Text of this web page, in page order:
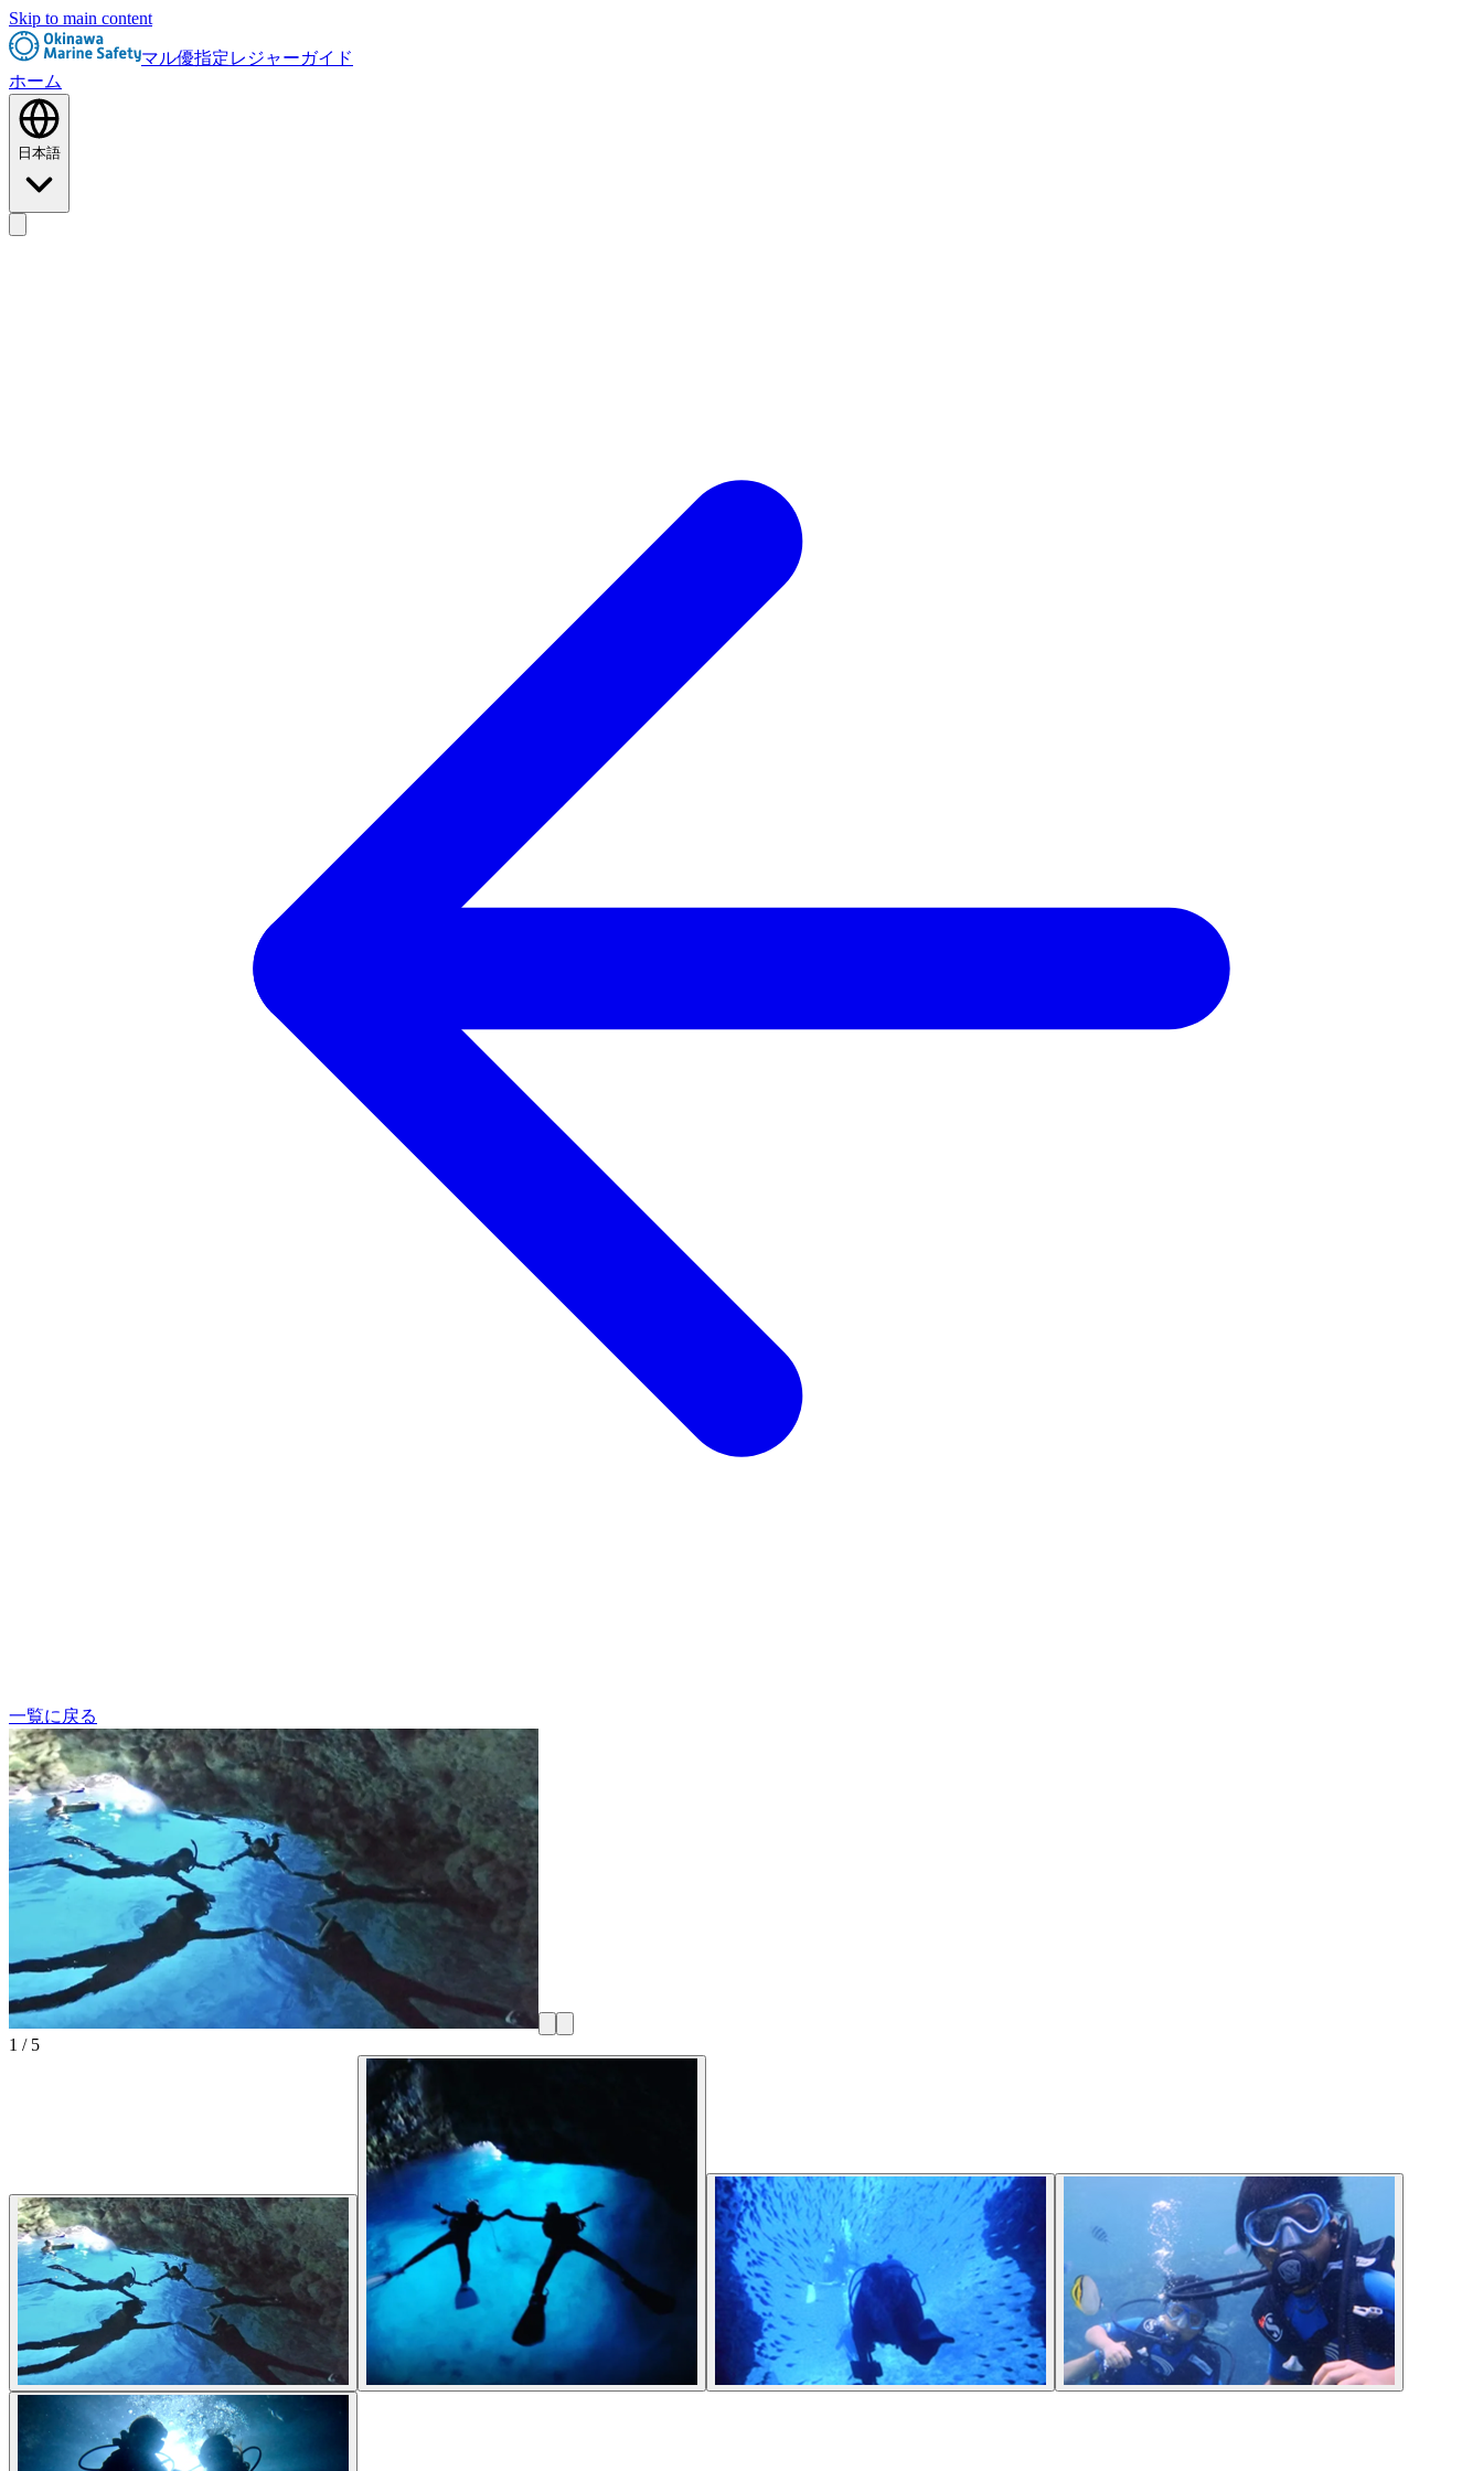
Skip to main content
マル優指定レジャーガイド
ホーム
日本語
一覧に戻る
1 / 5